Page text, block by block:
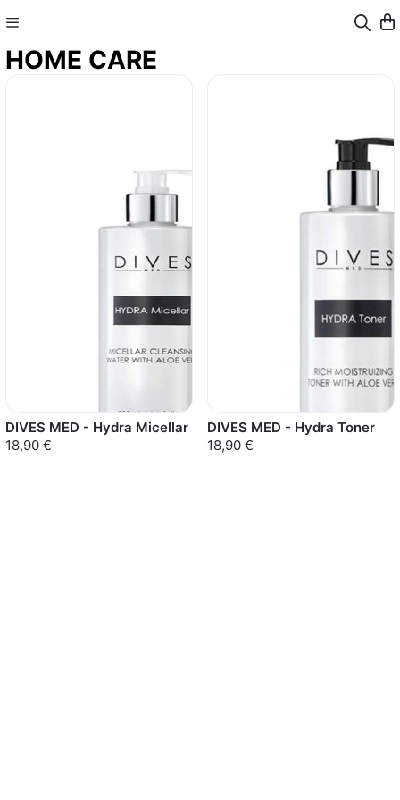
HOME CARE
DIVES MED - Hydra Micellar
18,90 €
DIVES MED - Hydra Toner
18,90 €